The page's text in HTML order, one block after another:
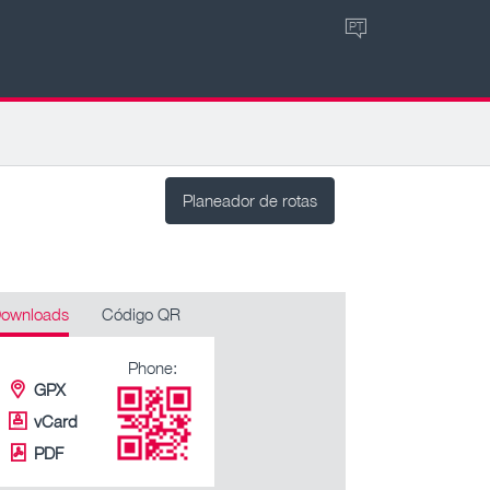
PT
Planeador de rotas
Código QR
GPX
vCard
PDF
Phone: